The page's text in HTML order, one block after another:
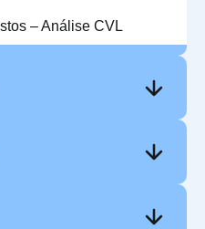
– Análise CVL